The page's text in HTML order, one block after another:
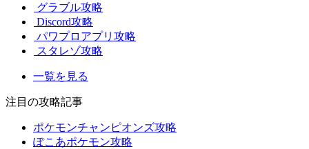
グラブル攻略
Discord攻略
パワプロアプリ攻略
スタレゾ攻略
一覧を見る
注目の攻略記事
ポケモンチャンピオンズ攻略
ぽこあポケモン攻略